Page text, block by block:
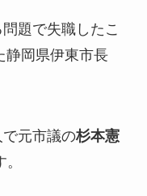
題で失職したこ
静岡県伊東市長
元市議の杉本憲